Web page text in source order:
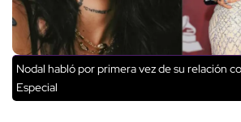
Nodal habló por primera vez de su relación
Especial